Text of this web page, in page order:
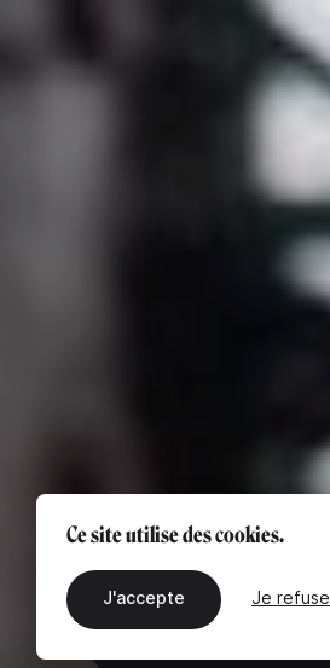
Ce site utilise des cookies.
J'accepte Je refuse